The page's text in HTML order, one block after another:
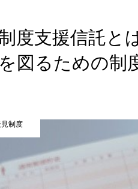
度支援信託
図るための制
制度